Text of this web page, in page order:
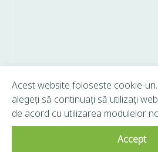
Acest website foloseste cookie-
alegeți să continuați să utilizați
de acord cu utilizarea modulelor
Accept